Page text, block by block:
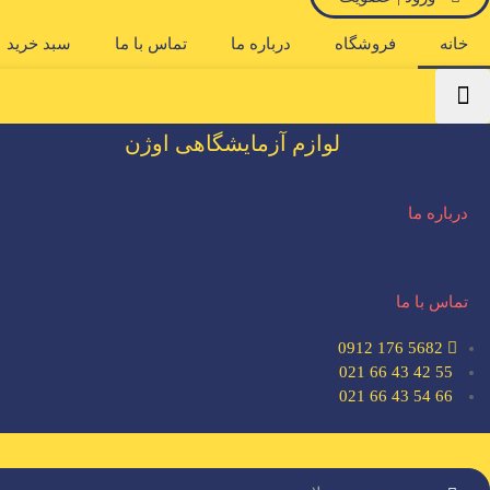
خانه فروشگاه درباره ما تماس با ما سبد خرید
لوازم آزمایشگاهی اوژن
درباره ما
تماس با ما
5682 176 0912
55 42 43 66 021
66 54 43 66 021